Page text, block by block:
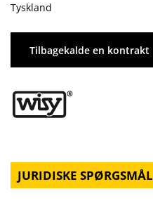
Tyskland
Tilbagekalde en kontrakt
JURIDISKE SPØRGSMÅL